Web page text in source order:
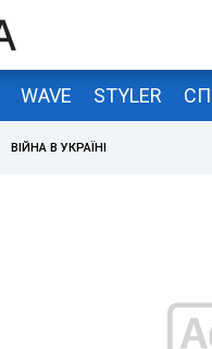
WAVE STYLER
ВІЙНА В УКРАЇНІ